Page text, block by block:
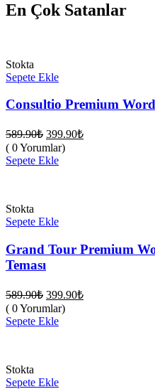
En Çok Satanlar
Stokta
Sepete Ekle
Consultio Premium
589.90₺ Orijinal
fiyat:
589.90₺.
399.90₺Şu
( 0 Yorumlar)
Sepete Ekle
Stokta
Sepete Ekle
Grand Tour Premium
Teması
589.90₺ Orijinal
fiyat:
589.90₺.
399.90₺Şu
( 0 Yorumlar)
Sepete Ekle
Stokta
Sepete Ekle